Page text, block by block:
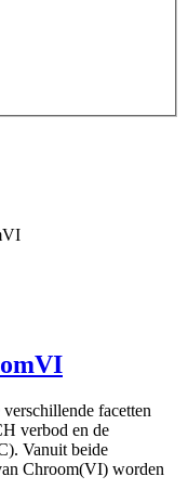
facetten
verbod en de
Vanuit beide
Chroom(VI) worden